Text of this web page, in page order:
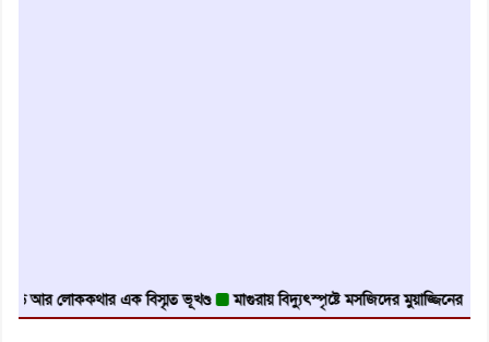
লোককথার এক বিস্মৃত ভূখণ্ড মাগুরায় বিদ্যুৎস্পৃষ্টে মসজিদের মুয়াজ্জিনের মৃত্যু